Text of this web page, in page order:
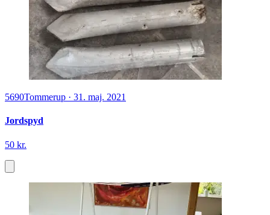
5690Tommerup · 31. maj. 2021
Jordspyd
50 kr.